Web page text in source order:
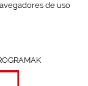
de uso